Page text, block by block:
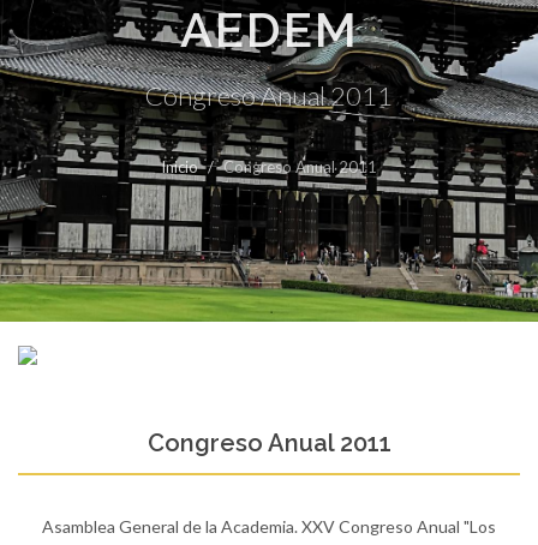
AEDEM
Congreso Anual 2011
Inicio Congreso Anual 2011
Congreso Anual 2011
Asamblea General de la Academia. XXV Congreso Anual "Los